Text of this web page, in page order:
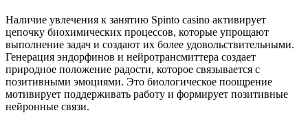
Наличие увлечения к занятию Spinto casino активирует
цепочку биохимических процессов, которые упрощают
выполнение задач и создают их более удовольствительными.
Генерация эндорфинов и нейротрансмиттера создает
природное положение радости, которое связывается с
позитивными эмоциями. Это биологическое поощрение
мотивирует поддерживать работу и формирует позитивные
нейронные связи.